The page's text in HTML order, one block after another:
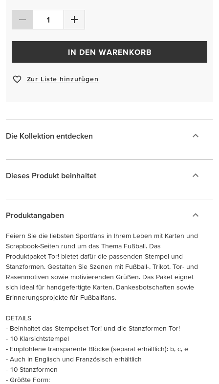
IN DEN WARENKORB
Zur Liste hinzufügen
Die Kollektion entdecken
Dieses Produkt beinhaltet
Produktangaben
Feiern Sie die liebsten Sportfans in Ihrem Leben mit Karten und
Scrapbook-Seiten rund um das Thema Fußball. Das
Produktpaket Tor! bietet dafür die passenden Stempel und
Stanzformen. Gestalten Sie Szenen mit Fußball-, Trikot, Tor- und
Rasenmotiven sowie motivierenden Grüßen. Das Paket eignet
sich ideal für handgefertigte Karten, Dankesbotschaften sowie
Erinnerungsprojekte für Fußballfans.
DETAILS
- Beinhaltet das Stempelset Tor! und die Stanzformen Tor!
- 10 Klarsichtstempel
- Empfohlene transparente Blöcke (separat erhältlich): b, c, e
- Auch in Englisch und Französisch erhältlich
- 10 Stanzformen
- Größte Form: